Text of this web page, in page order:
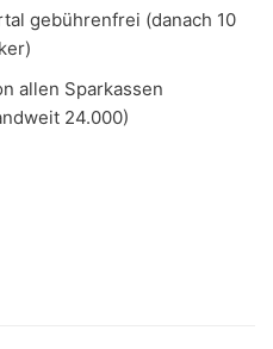
gebührenfrei (danach 10
allen Sparkassen
24.000)